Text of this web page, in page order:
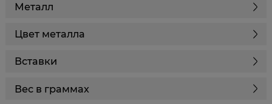
Металл
Цвет металла
Вставки
Вес в граммах